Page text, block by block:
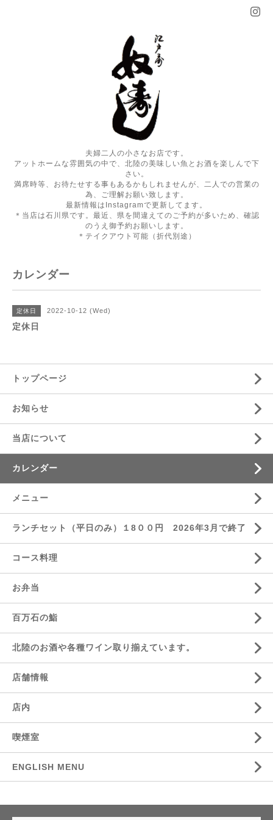
夫婦二人の小さなお店です。
アットホームな雰囲気の中で、北陸の美味しい魚とお酒を楽しんで下
さい。
満席時等、お待たせする事もあるかもしれませんが、二人での営業の
為、ご理解お願い致します。
最新情報はInstagramで更新してます。
＊当店は石川県です。最近、県を間違えてのご予約が多いため、確認
のうえ御予約お願いします。
＊テイクアウト可能（折代別途）
カレンダー
定休日 2022-10-12 (Wed)
定休日
トップページ
お知らせ
当店について
カレンダー
メニュー
ランチセット（平日のみ）１8００円 2026年3月で終了
コース料理
お弁当
百万石の鮨
北陸のお酒や各種ワイン取り揃えています。
店舗情報
店内
喫煙室
ENGLISH MENU